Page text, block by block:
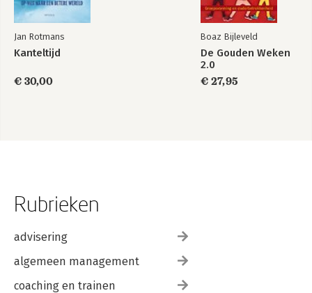
Jan Rotmans
Kanteltijd
€ 30,00
Boaz Bijleveld
De Gouden Weken
2.0
€ 27,95
Rubrieken
advisering
algemeen management
coaching en trainen